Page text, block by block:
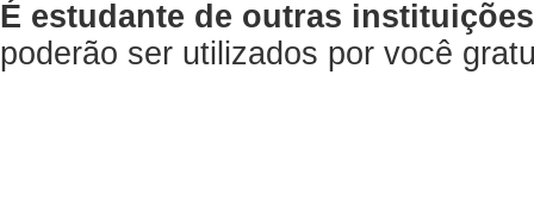
É estudante de outras
poderão ser utilizados por você